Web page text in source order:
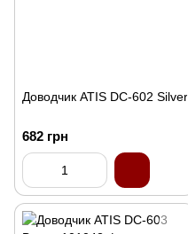
Доводчик ATIS DC-602 Silver
682 грн